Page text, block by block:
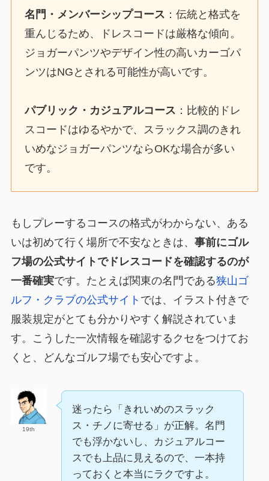
名門・メンバーシップコース ：伝統と格式を
重んじるため、ドレスコードは厳格な傾向。
ジョガーパンツやデザイン性の高いカーゴパ
ンツはNGとされる可能性が高いです。
パブリック・カジュアルコース ：比較的ドレ
スコードはゆるやかで、スラックス調のきれ
いめなジョガーパンツならOKな場合が多い
です。
もしプレーするコースの格式がわからない、ある
いは初めて行く場所で不安なときは、 事前にゴル
フ場の公式サイトでドレスコードを確認するのが
一番確実です。たとえば関東の名門である狭山ゴ
ルフ・クラブの公式サイト では、イラスト付きで
服装規定がとても分かりやすく解説されていま
す。こうした一次情報を確認するクセをつけてお
くと、どんなゴルフ場でも安心ですよ。
19th
迷ったら「きれいめのスラック
ス・チノに寄せる」が正解。名門
でも浮かないし、カジュアルコー
スでも上品に見えるので、一本持
っておくと本当にラクですよ。